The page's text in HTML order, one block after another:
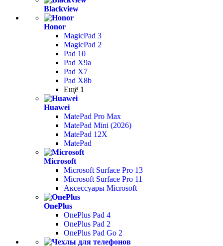
Blackview
Honor
MagicPad 3
MagicPad 2
Pad 10
Pad X9a
Pad X7
Pad X8b
Ещё 1
Huawei
MatePad Pro Max
MatePad Mini (2026)
MatePad 12X
MatePad
Microsoft
Microsoft Surface Pro 13
Microsoft Surface Pro 11
Аксессуары Microsoft
OnePlus
OnePlus Pad 4
OnePlus Pad 2
OnePlus Pad Go 2